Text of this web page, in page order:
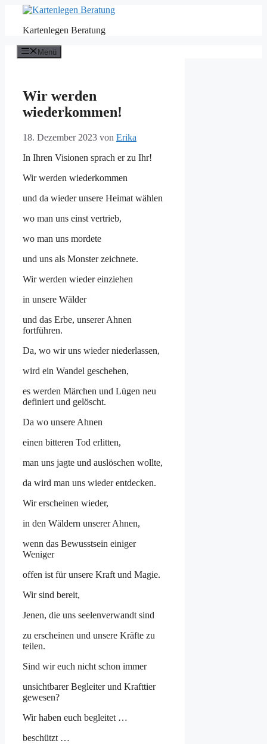
springenKartenlegen Beratung
Menü
Wir werden
wiederkommen!
18. Dezember 2023 von Erika
In Ihren Visionen sprach er zu Ihr!
Wir werden wiederkommen
und da wieder unsere Heimat wählen
wo man uns einst vertrieb,
wo man uns mordete
und uns als Monster zeichnete.
Wir werden wieder einziehen
in unsere Wälder
und das Erbe, unserer Ahnen
fortführen.
Da, wo wir uns wieder niederlassen,
wird ein Wandel geschehen,
es werden Märchen und Lügen neu
definiert und gelöscht.
Da wo unsere Ahnen
einen bitteren Tod erlitten,
man uns jagte und auslöschen wollte,
da wird man uns wieder entdecken.
Wir erscheinen wieder,
in den Wäldern unserer Ahnen,
wenn das Bewusstsein einiger
Weniger
offen ist für unsere Kraft und Magie.
Wir sind bereit,
Jenen, die uns seelenverwandt sind
zu erscheinen und unsere Kräfte zu
teilen.
Sind wir euch nicht schon immer
unsichtbarer Begleiter und Krafttier
gewesen?
Wir haben euch begleitet …
beschützt …